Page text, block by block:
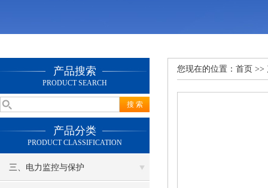
产品搜索
PRODUCT SEARCH
产品分类
PRODUCT CLASSIFICATION
三、电力监控与保护
您现在的位置： 首页 >>